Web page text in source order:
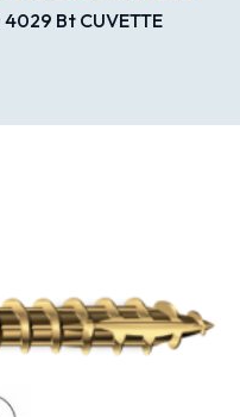
4029 Bt CUVETTE